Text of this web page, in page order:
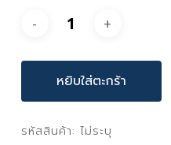
หยิบใส่ตะกร้า
รหัสสินค้า: ไม่ระบุ